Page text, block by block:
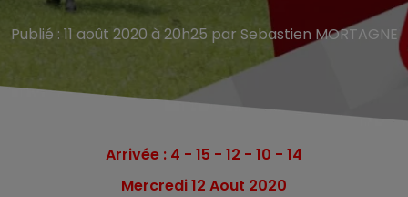
Publié : 11 août 2020 à 20h25 par Sebastien MORTAGNE
Arrivée : 4 - 15 - 12 - 10 - 14
Mercredi 12 Aout 2020